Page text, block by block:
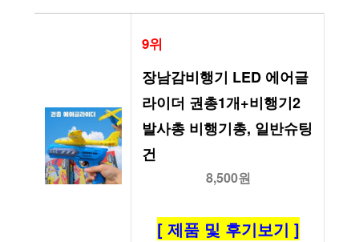
9위
장남감비행기 LED 에어글
라이더 권총1개+비행기2
발사총 비행기총, 일반슈팅
건
8,500원
[ 제품 및 후기보기 ]